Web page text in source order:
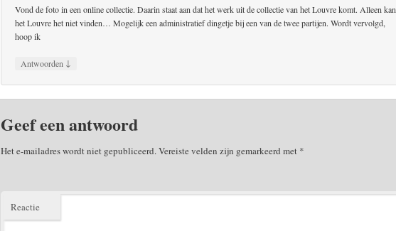
Vond de foto in een online collectie. Daarin staat aan dat het werk uit de collectie van het Louvre komt. Alleen kan
het Louvre het niet vinden… Mogelijk een administratief dingetje bij een van de twee partijen. Wordt vervolgd,
hoop ik
Antwoorden ↓
Geef een antwoord
Het e-mailadres wordt niet gepubliceerd. Vereiste velden zijn gemarkeerd met *
Reactie